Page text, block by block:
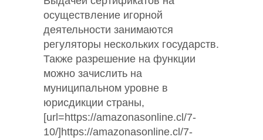
осуществление игорной
деятельности занимаются
регуляторы нескольких государств.
Также разрешение на функции
можно зачислить на
муниципальном уровне в
юрисдикции страны,
[url=https://amazonasonline.cl/7-
10/]https://amazonasonline.cl/7-